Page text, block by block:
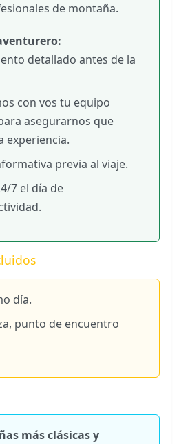
de montaña.
detallado antes de la
con vos tu equipo
asegurarnos que
experiencia.
previa al viaje.
7 el día de
día.
punto de encuentro
más clásicas y